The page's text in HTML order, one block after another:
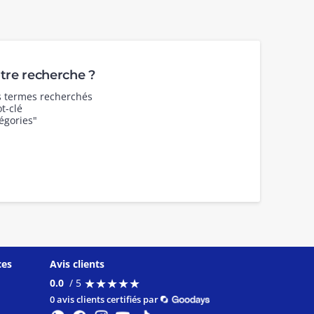
recherche ?
recherchés
clé
Avis clients
0.0 / 5 ★★★★★
★★★★★
0 avis clients certifiés par